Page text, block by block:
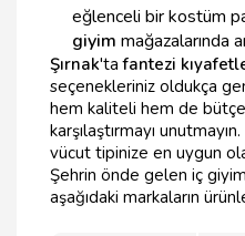
eğlenceli bir kostüm
giyim mağazalarında
Şırnak'tafantezi
seçenekleriniz oldukça
hem kaliteli hem de
karşılaştırmayı
vücut tipinize en uygun
Şehrin önde gelen iç
aşağıdaki markaların